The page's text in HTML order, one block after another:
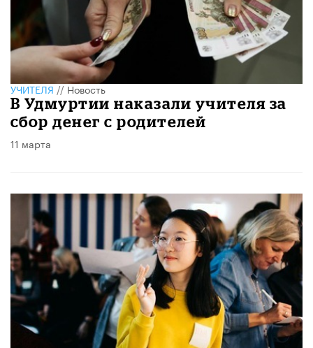
УЧИТЕЛЯ//Новость
В Удмуртии наказали учителя за
сбор денег с родителей
11 марта